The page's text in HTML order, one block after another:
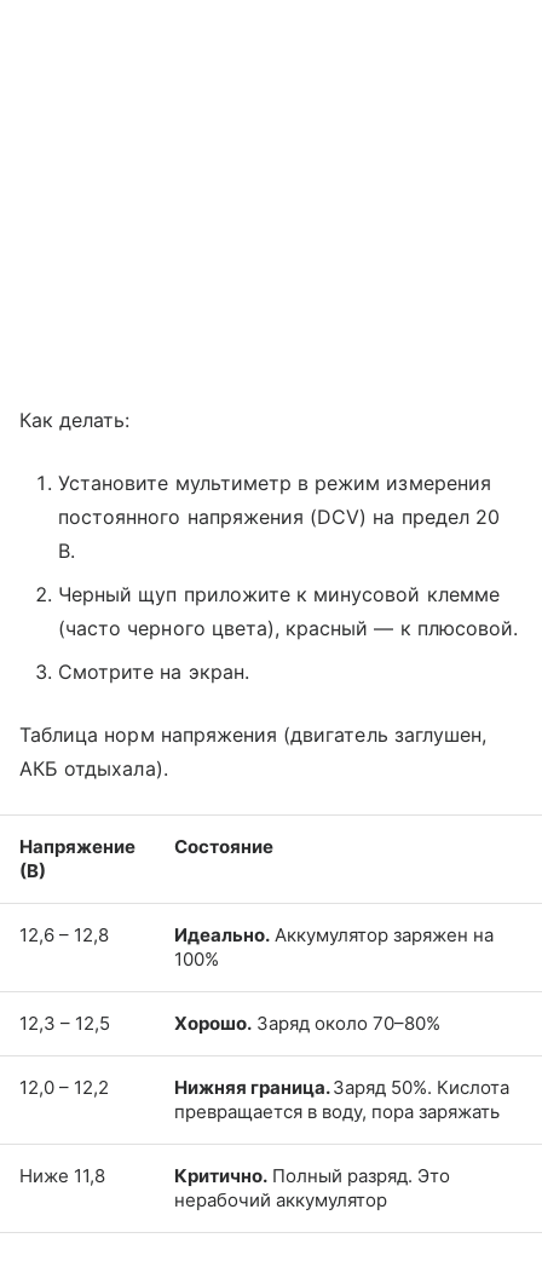
Как делать:
Установите мультиметр в режим измерения
постоянного напряжения (DCV) на предел 20
В.
Черный щуп приложите к минусовой клемме
(часто черного цвета), красный — к плюсовой.
Смотрите на экран.
Таблица норм напряжения (двигатель заглушен,
АКБ отдыхала).
Напряжение
(В)
Состояние
12,6 – 12,8 Идеально. Аккумулятор заряжен на
100%
12,3 – 12,5 Хорошо. Заряд около 70–80%
12,0 – 12,2 Нижняя граница.Заряд 50%. Кислота
превращается в воду, пора заряжать
Ниже 11,8 Критично. Полный разряд. Это
нерабочий аккумулятор